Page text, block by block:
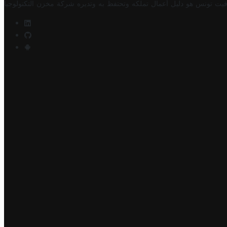
تونس هو دليل أعمال تملكه وتحتفظ به وتديره شركة مخزن التكنولوجيا